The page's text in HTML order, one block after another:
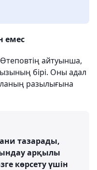
емес
айтуынша,
бірі. Оны адал
разылығына
тазарады,
арқылы
көрсету үшін